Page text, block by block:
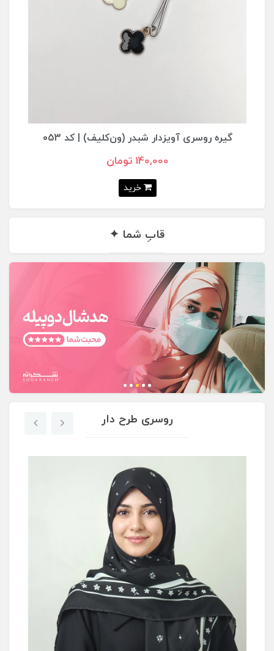
گیره روسری آویزدار اشکی | کد ۰52
140,000 تومان
خرید
قابِ شما ✦
روسری‌ طرح دار